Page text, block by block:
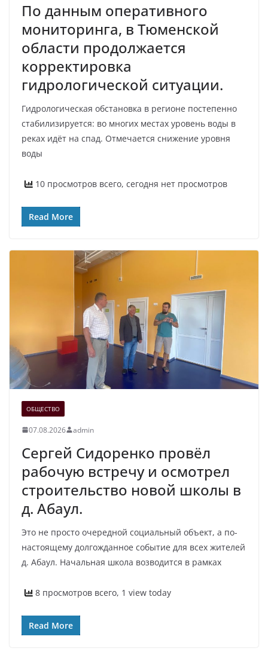
По данным оперативного
мониторинга, в Тюменской
области продолжается
корректировка
гидрологической ситуации.
Гидрологическая обстановка в регионе постепенно
стабилизируется: во многих местах уровень воды в
реках идёт на спад. Отмечается снижение уровня
воды
10 просмотров всего, сегодня нет просмотров
Read More
ОБЩЕСТВО
07.08.2026 admin
Сергей Сидоренко провёл
рабочую встречу и осмотрел
строительство новой школы в
д. Абаул.
Это не просто очередной социальный объект, а по-
настоящему долгожданное событие для всех жителей
д. Абаул. Начальная школа возводится в рамках
8 просмотров всего, 1 view today
Read More